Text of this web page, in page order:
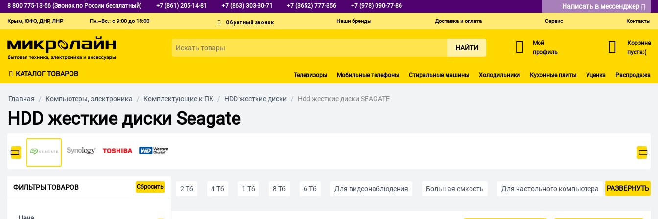
8 800 775-13-56 (Звонок по России бесплатный) +7 (861) 205-14-81 +7 (863) 303-30-71 +7 (3652) 777-356 +7 (978) 090-77-86 Написать в мессенджер
Крым, ЮФО, ДНР, ЛНР Пн.–Вс.: с 9:00 до 18:00 Наши бренды Доставка и оплата Сервис Контакты
НАЙТИ
Мой
профиль
Корзина
пуста:(
КАТАЛОГ ТОВАРОВ Телевизоры Мобильные телефоны Стиральные машины Холодильники Кухонные плиты Уценка Распродажа
Главная / Компьютеры, электроника / Комплектующие к ПК / HDD жесткие диски / Hdd жесткие диски SEAGATE
HDD жесткие диски Seagate
ФИЛЬТРЫ ТОВАРОВ Сбросить 2 Тб 4 Тб 1 Тб 8 Тб 6 Тб Для видеонаблюдения Большая емкость Для настольного компьютера РАЗВЕРНУТЬ